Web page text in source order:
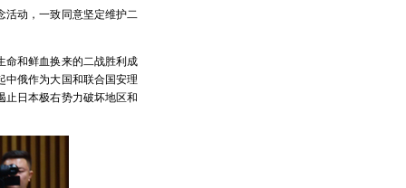
活动，一致同意坚定维护二
命和鲜血换来的二战胜利成
中俄作为大国和联合国安理
止日本极右势力破坏地区和